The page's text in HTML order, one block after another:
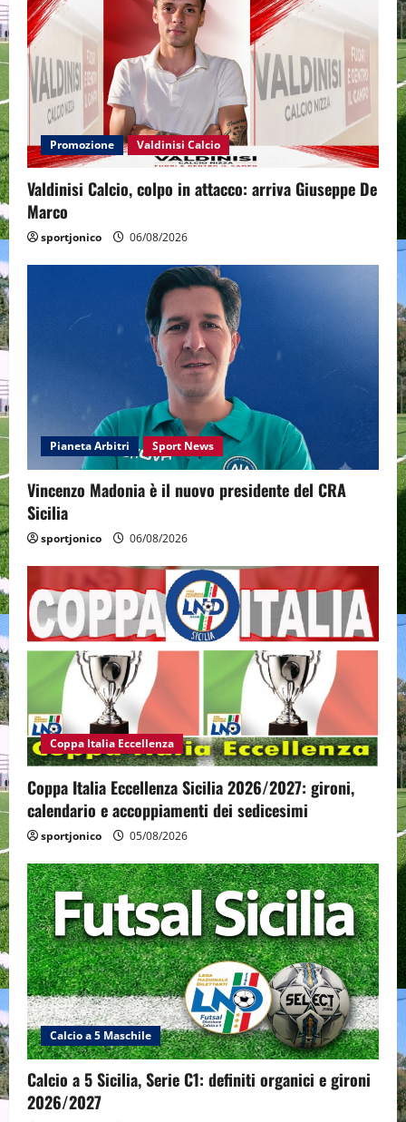
Promozione Valdinisi Calcio
Valdinisi Calcio, colpo in attacco: arriva Giuseppe De
Marco
sportjonico 06/08/2026
Pianeta Arbitri Sport News
Vincenzo Madonia è il nuovo presidente del CRA
Sicilia
sportjonico 06/08/2026
Coppa Italia Eccellenza
Coppa Italia Eccellenza Sicilia 2026/2027: gironi,
calendario e accoppiamenti dei sedicesimi
sportjonico 05/08/2026
Calcio a 5 Maschile
Calcio a 5 Sicilia, Serie C1: definiti organici e gironi
2026/2027